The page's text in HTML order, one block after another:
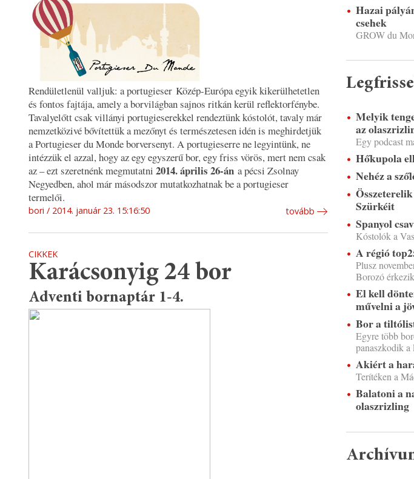
Rendületlenül valljuk: a portugieser Közép-Európa egyik kikerülhetetlen
és fontos fajtája, amely a borvilágban sajnos ritkán kerül reflektorfénybe.
Tavalyelőtt csak villányi portugieserekkel rendeztünk kóstolót, tavaly már
nemzetközivé bővítettük a mezőnyt és természetesen idén is meghirdetjük
a Portugieser du Monde borversenyt. A portugieserre ne legyintünk, ne
intézzük el azzal, hogy az egy egyszerű bor, egy friss vörös, mert nem csak
az – ezt szeretnénk megmutatni 2014. április 26-án a pécsi Zsolnay
Negyedben, ahol már másodszor mutatkozhatnak be a portugieser
termelői.
bori 2014. január 23. 15:16:50 tovább
CIKKEK
Karácsonyig 24 bor
Adventi bornaptár 1-4.
Hazai
csehek
GROW du
Melyik
az
Egy podcast
Hőkupola
Nehéz a
Szürkéit
Spanyol
Kóstolók a
A régió
Plusz
Borozó
El kell
művelni a
Bor a
Egyre több
panaszkodik a
Akiért a
Terítéken a
Balatoni a
olaszrizling